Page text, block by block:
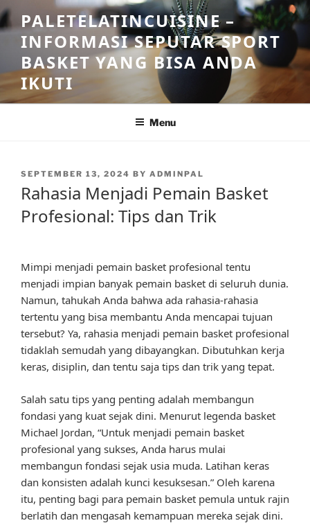
Skip
to
content
PALETELATINCUISINE –
INFORMASI SEPUTAR SPORT
BASKET YANG BISA ANDA
IKUTI
Menu
POSTED
SEPTEMBER 13, 2024 BY ADMINPAL
Rahasia Menjadi Pemain Basket
Profesional: Tips dan Trik
Mimpi menjadi pemain basket profesional tentu
menjadi impian banyak pemain basket di seluruh dunia.
Namun, tahukah Anda bahwa ada rahasia-rahasia
tertentu yang bisa membantu Anda mencapai tujuan
tersebut? Ya, rahasia menjadi pemain basket profesional
tidaklah semudah yang dibayangkan. Dibutuhkan kerja
keras, disiplin, dan tentu saja tips dan trik yang tepat.
Salah satu tips yang penting adalah membangun
fondasi yang kuat sejak dini. Menurut legenda basket
Michael Jordan, “Untuk menjadi pemain basket
profesional yang sukses, Anda harus mulai
membangun fondasi sejak usia muda. Latihan keras
dan konsisten adalah kunci kesuksesan.” Oleh karena
itu, penting bagi para pemain basket pemula untuk rajin
berlatih dan mengasah kemampuan mereka sejak dini.